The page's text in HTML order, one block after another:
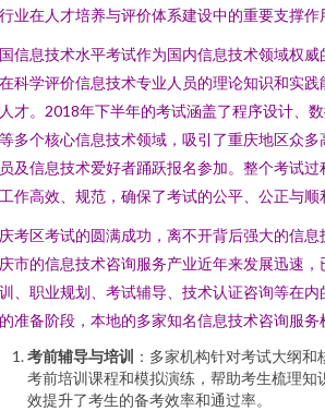
业在人才培养与评价体系建设中的重要支撑作
信息技术水平考试作为国内信息技术领域权
科学评价信息技术专业人员的理论知识和实
才。2018年下半年的考试涵盖了程序设计、
多个核心信息技术领域，吸引了重庆地区众
及信息技术爱好者踊跃报名参加。整个考试
作高效、规范，确保了考试的公平、公正与顺
考区考试的圆满成功，离不开背后强大的信
市的信息技术咨询服务产业近年来发展迅速
、职业规划、考试辅导、技术认证咨询等在
准备阶段，本地的多家知名信息技术咨询服务
考前辅导与培训 ：多家机构针对考试大纲
考前培训课程和模拟演练，帮助考生梳理知
效提升了考生的备考效率和通过率。